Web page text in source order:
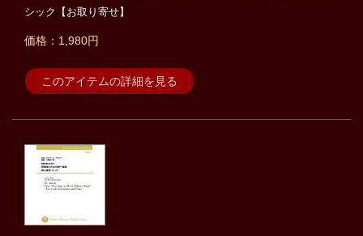
シック【お取り寄せ】
価格：1,980円
このアイテムの詳細を見る